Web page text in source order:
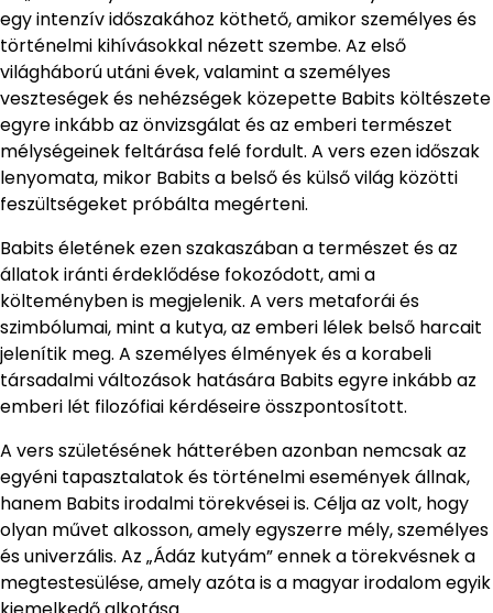
egy intenzív időszakához köthető, amikor személyes és
történelmi kihívásokkal nézett szembe. Az első
világháború utáni évek, valamint a személyes
veszteségek és nehézségek közepette Babits költészete
egyre inkább az önvizsgálat és az emberi természet
mélységeinek feltárása felé fordult. A vers ezen időszak
lenyomata, mikor Babits a belső és külső világ közötti
feszültségeket próbálta megérteni.
Babits életének ezen szakaszában a természet és az
állatok iránti érdeklődése fokozódott, ami a
költeményben is megjelenik. A vers metaforái és
szimbólumai, mint a kutya, az emberi lélek belső harcait
jelenítik meg. A személyes élmények és a korabeli
társadalmi változások hatására Babits egyre inkább az
emberi lét filozófiai kérdéseire összpontosított.
A vers születésének hátterében azonban nemcsak az
egyéni tapasztalatok és történelmi események állnak,
hanem Babits irodalmi törekvései is. Célja az volt, hogy
olyan művet alkosson, amely egyszerre mély, személyes
és univerzális. Az „Ádáz kutyám” ennek a törekvésnek a
megtestesülése, amely azóta is a magyar irodalom egyik